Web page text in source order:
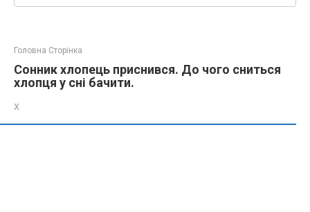
Головна Сторінка
Сонник хлопець приснився. До чого сниться
хлопця у сні бачити.
Х